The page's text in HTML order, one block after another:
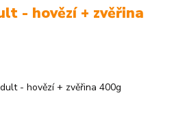
- hovězí + zvěřina